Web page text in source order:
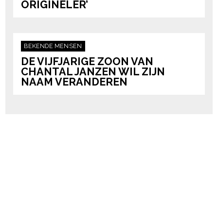
ORIGINELER’
BEKENDE MENSEN
DE VIJFJARIGE ZOON VAN
CHANTAL JANZEN WIL ZIJN
NAAM VERANDEREN